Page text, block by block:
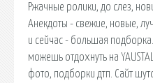
Ржачные ролики, до слез,
Анекдоты - свежие, новые,
и сейчас - большая
можешь отдохнуть на
фото, подборки дтп. Сайт